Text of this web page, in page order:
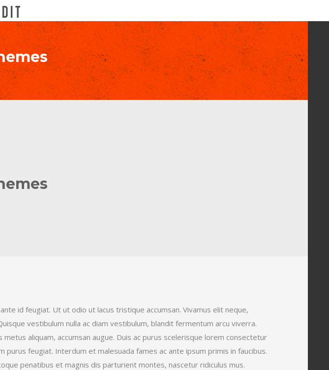
id feugiat. Ut ut odio ut lacus tristique accumsan. Vivamus elit neque,
vestibulum nulla ac diam vestibulum, blandit fermentum arcu viverra.
aliquam, accumsan augue. Duis ac purus scelerisque lorem consectetur
feugiat. Interdum et malesuada fames ac ante ipsum primis in faucibus.
penatibus et magnis dis parturient montes, nascetur ridiculus mus.